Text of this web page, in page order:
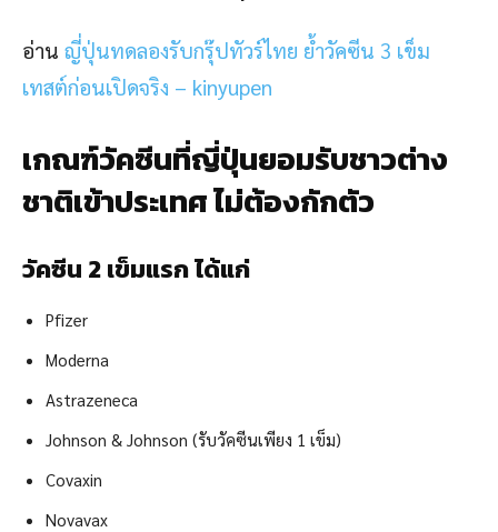
อ่าน ญี่ปุ่นทดลองรับกรุ๊ปทัวร์ไทย ย้ำวัคซีน 3 เข็ม
เทสต์ก่อนเปิดจริง – kinyupen
เกณฑ์วัคซีนที่ญี่ปุ่นยอมรับชาวต่าง
ชาติเข้าประเทศ ไม่ต้องกักตัว
วัคซีน 2 เข็มแรก ได้แก่
Pfizer
Moderna
Astrazeneca
Johnson & Johnson (รับวัคซีนเพียง 1 เข็ม)
Covaxin
Novavax